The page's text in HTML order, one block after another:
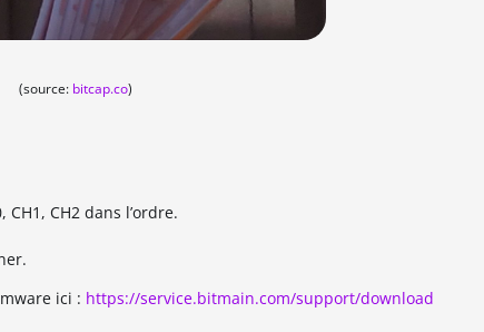
(source: bitcap.co)
CH2 dans l’ordre.
ici : https://service.bitmain.com/support/download